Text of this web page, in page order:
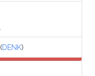
(DENK)